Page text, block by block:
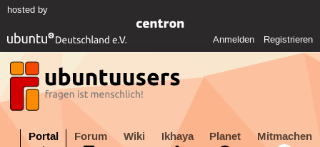
hosted by
Anmelden Registrieren
Portal Forum Wiki Ikhaya Planet Mitmachen